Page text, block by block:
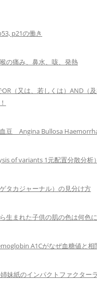
p21の働き
の痛み、鼻水、咳、発熱
（又は、若しくは）AND（及
豆 Angina Bullosa
of variants 1元配置分散分析
タカジャーナル）の見分け方
生まれた子供の肌の色は何色
A1Cがなぜ血糖値と相
妹紙のインパクトファクター